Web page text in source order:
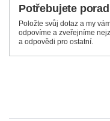
Potřebujete
Položte svůj dotaz a my
odpovíme a zveřejníme
a odpovědi pro ostatní.